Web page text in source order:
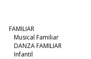
FAMILIAR
Musical Familiar
DANZA FAMILIAR
Infantil